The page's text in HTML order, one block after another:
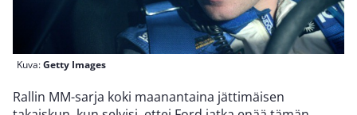
Kuva:Getty Images
Rallin MM-sarja koki maanantaina jättimäisen